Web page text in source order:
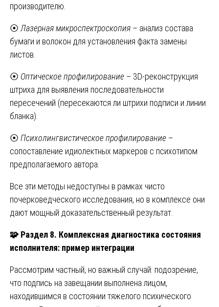
производителю.
⦿ Лазерная микроспектроскопия – анализ состава
бумаги и волокон для установления факта замены
листов.
⦿ Оптическое профилирование – 3D-реконструкция
штриха для выявления последовательности
пересечений (пересекаются ли штрихи подписи и линии
бланка).
⦿ Психолингвистическое профилирование –
сопоставление идиолектных маркеров с психотипом
предполагаемого автора.
Все эти методы недоступны в рамках чисто
почерковедческого исследования, но в комплексе они
дают мощный доказательственный результат.
🧩 Раздел 8. Комплексная диагностика состояния
исполнителя: пример интеграции
Рассмотрим частный, но важный случай: подозрение,
что подпись на завещании выполнена лицом,
находившимся в состоянии тяжелого психического